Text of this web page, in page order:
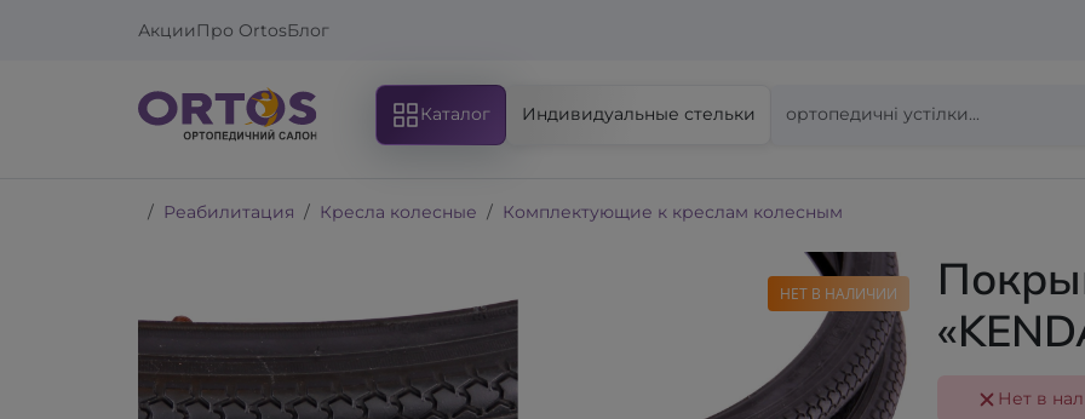
АкцииПро OrtosБлог
Каталог Индивидуальные стельки
Реабилитация Кресла колесные Комплектующие к креслам колесным
НЕТ В НАЛИЧИИ
Нет в